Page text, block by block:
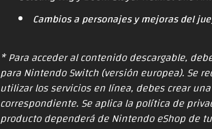
Cambios a personajes y mejoras del
* Para acceder al contenido descargable,
para Nintendo Switch (versión europea). Se
utilizar los servicios en línea, debes crear
correspondiente. Se aplica la política de
producto dependerá de Nintendo eShop de